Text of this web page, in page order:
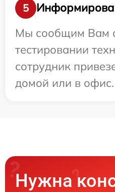
5
Мы сообщим Вам
тестировании
сотрудник
домой или в офис.
Нужна